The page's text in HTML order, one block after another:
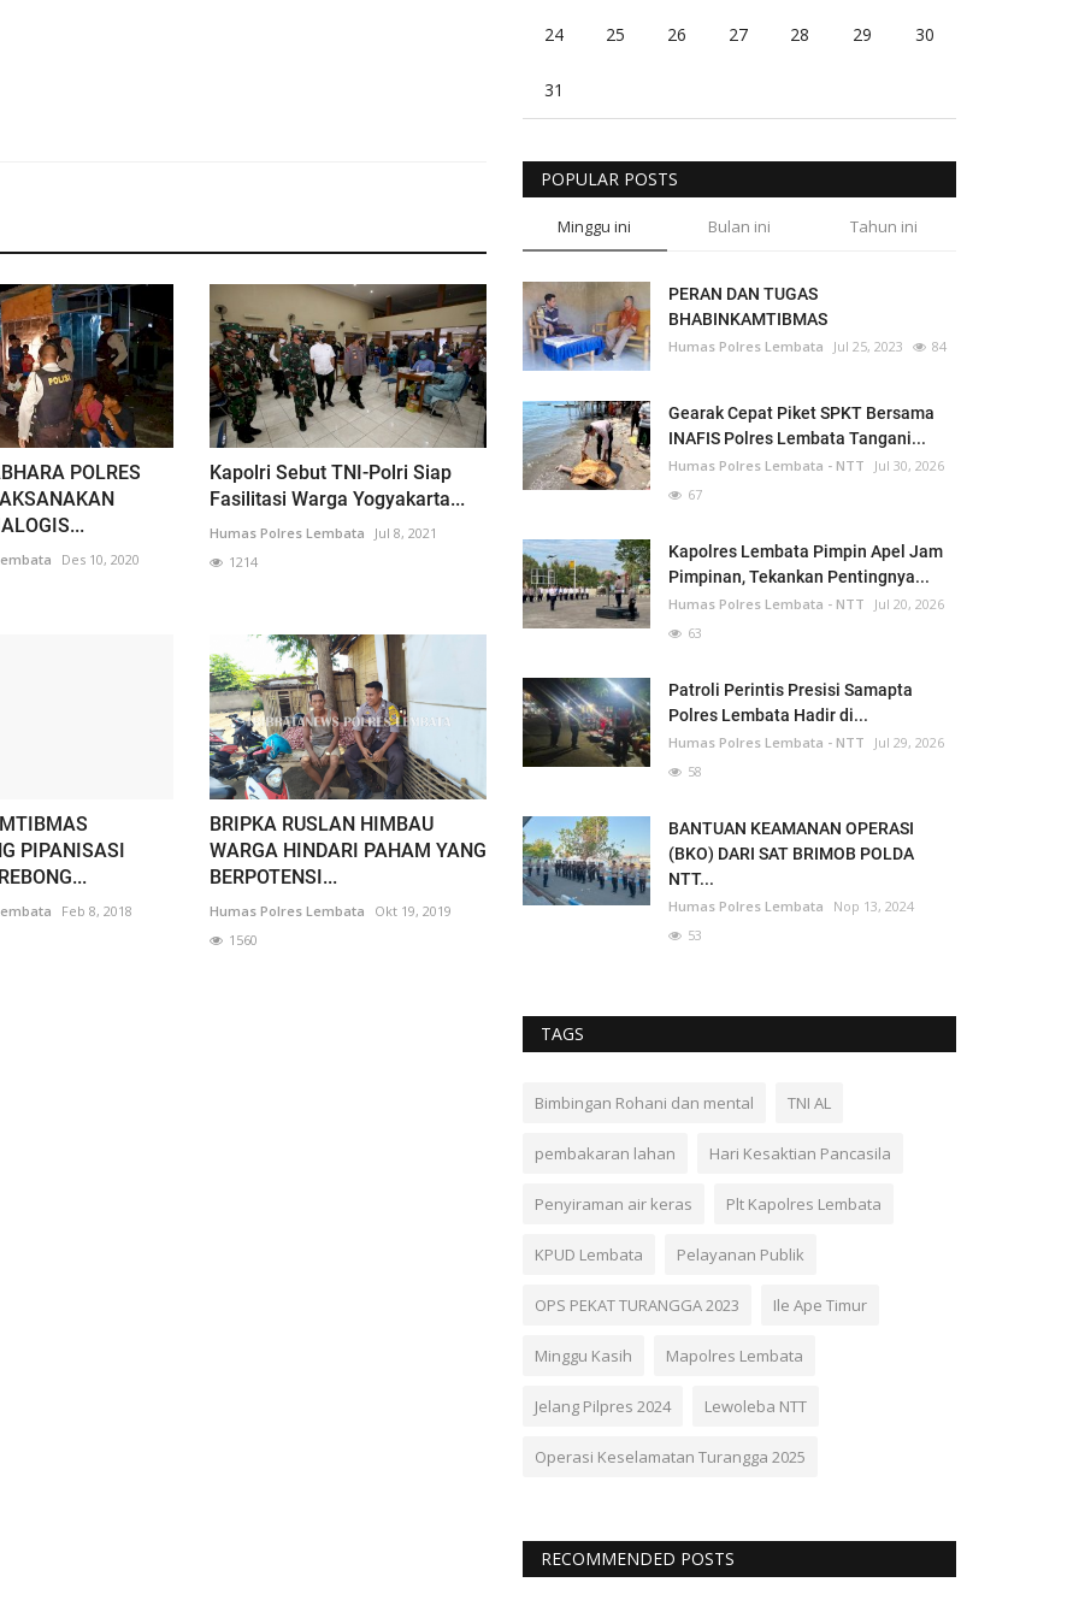
POLRES
Des 10, 2020
Kapolri Sebut TNI-Polri Siap
Fasilitasi Warga Yogyakarta...
Humas Polres Lembata
Jul 8, 2021
1214
PIPANISASI
Feb 8, 2018
BRIPKA RUSLAN HIMBAU
WARGA HINDARI PAHAM YANG
BERPOTENSI...
Humas Polres Lembata
Okt 19, 2019
1560
24 25 26 27 28 29 30
31
POPULAR POSTS
Minggu ini Bulan ini Tahun ini
PERAN DAN TUGAS
BHABINKAMTIBMAS
Humas Polres Lembata Jul 25, 2023 84
Gearak Cepat Piket SPKT Bersama
INAFIS Polres Lembata Tangani...
Humas Polres Lembata - NTT
Jul 30, 2026
67
Kapolres Lembata Pimpin Apel Jam
Pimpinan, Tekankan Pentingnya...
Humas Polres Lembata - NTT
Jul 20, 2026
63
Patroli Perintis Presisi Samapta
Polres Lembata Hadir di...
Humas Polres Lembata - NTT
Jul 29, 2026
58
BANTUAN KEAMANAN OPERASI
(BKO) DARI SAT BRIMOB POLDA
NTT...
Humas Polres Lembata
Nop 13, 2024
53
TAGS
Bimbingan Rohani dan mental TNI AL
pembakaran lahan Hari Kesaktian Pancasila
Penyiraman air keras Plt Kapolres Lembata
KPUD Lembata Pelayanan Publik
OPS PEKAT TURANGGA 2023 Ile Ape Timur
Minggu Kasih Mapolres Lembata
Jelang Pilpres 2024 Lewoleba NTT
Operasi Keselamatan Turangga 2025
RECOMMENDED POSTS